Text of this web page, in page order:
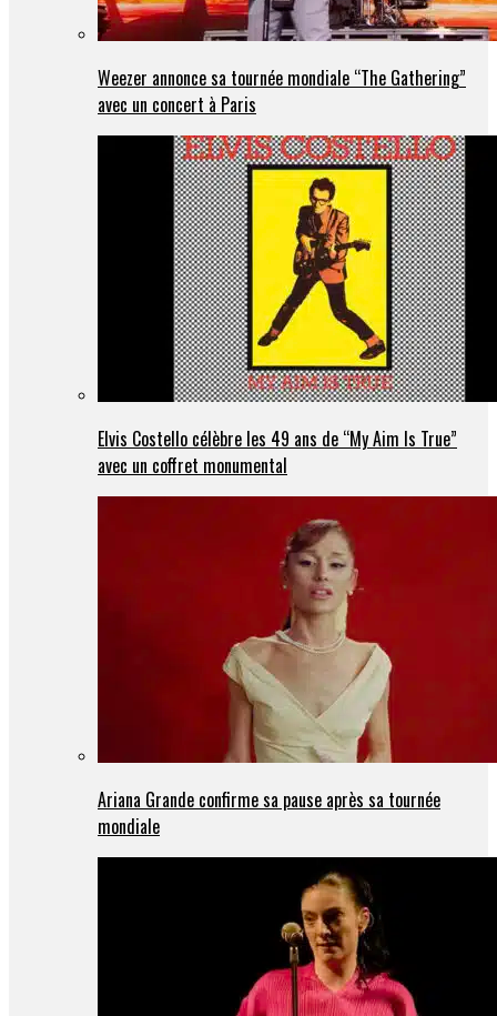
Weezer annonce sa tournée mondiale “The Gathering”
avec un concert à Paris
Elvis Costello célèbre les 49 ans de “My Aim Is True”
avec un coffret monumental
Ariana Grande confirme sa pause après sa tournée
mondiale